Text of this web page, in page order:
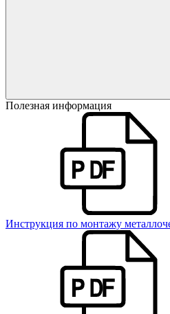
Полезная информация
Инструкция по монтажу